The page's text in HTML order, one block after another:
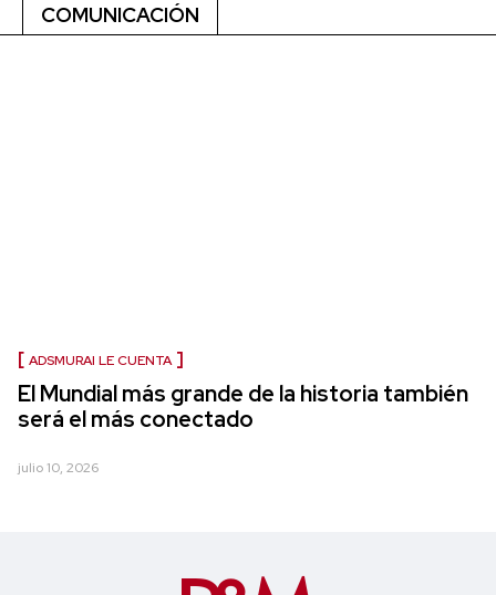
COMUNICACIÓN
ADSMURAI LE CUENTA
El Mundial más grande de la historia también
será el más conectado
julio 10, 2026